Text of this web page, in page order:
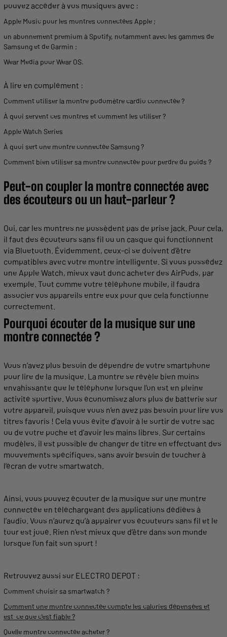
pouvez accéder à vos musiques avec :
Apple Music pour les montres connectées Apple ;
un abonnement premium à Spotify, notamment avec les gammes de
Samsung et de Garmin ;
Wear Media pourWear OS.
À lire en complément :
Comment utiliser la montre podomètre cardio connectée ?
À quoi servent ces montres et comment les utiliser?
Apple Watch Series
À quoi sert une montre connectée Samsung ?
Comment bien utiliser sa montre connectée pour perdre du poids ?
Peut-on coupler la montre connectée avec
des écouteurs ou un haut-parleur ?
Oui, car les montres ne possèdent pas de prise jack. Pour cela,
il faut des écouteurs sans fil ou un casque qui fonctionnent
via Bluetooth. Évidemment, ceux-ci se doivent d’être
compatibles avec votre montre intelligente. Si vous possédez
une Apple Watch, mieux vaut donc acheter des AirPods, par
exemple. Tout comme votre téléphone mobile, il faudra
associervos appareils entre eux pour que cela fonctionne
correctement.
Pourquoi écouter de la musiquesur une
montre connectée ?
Vous n’avez plus besoin de dépendre de votre smartphone
pour lire de la musique. La montre se révèle bien moins
envahissante que le téléphone lorsque l’on est en pleine
activité sportive. Vous économisez alors plus de batterie sur
votre appareil, puisque vous n’en avez pas besoin pour lire vos
titres favoris ! Cela vous évite d’avoir à le sortir de votre sac
ou de votre poche et d’avoir les mains libres. Sur certains
modèles, il est possible de changer de titre en effectuant des
mouvements spécifiques, sans avoir besoin de toucher à
l’écran de votre smartwatch.
Ainsi, vous pouvez écouter de la musique sur une montre
connectée en téléchargeant des applications dédiées à
l’audio. Vous n’aurez qu’à appairer vos écouteurs sans fil et le
tour est joué. Rien n’est mieux que d’être dans son monde
lorsque l’on fait son sport !
Retrouvez aussi sur ELECTRO DEPOT :
Comment choisir sa smartwatch ?
Comment une montre connectée compte les calories dépensées et
est-ce que c'est fiable ?
Quelle montre connectéeacheter?